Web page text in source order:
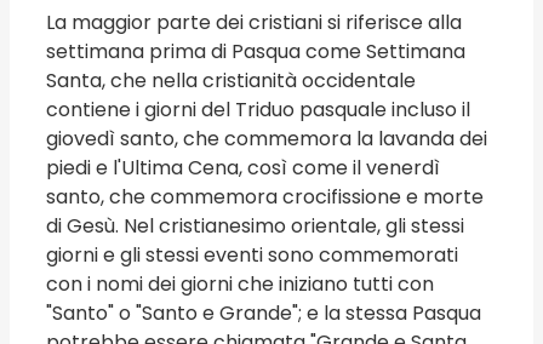
La maggior parte dei cristiani si riferisce alla
settimana prima di Pasqua come Settimana
Santa, che nella cristianità occidentale
contiene i giorni del Triduo pasquale incluso il
giovedì santo, che commemora la lavanda dei
piedi e l'Ultima Cena, così come il venerdì
santo, che commemora crocifissione e morte
di Gesù. Nel cristianesimo orientale, gli stessi
giorni e gli stessi eventi sono commemorati
con i nomi dei giorni che iniziano tutti con
"Santo" o "Santo e Grande"; e la stessa Pasqua